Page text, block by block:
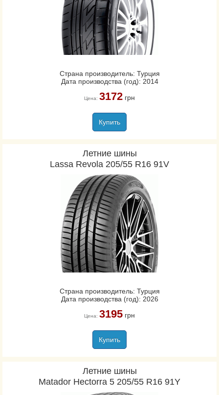
Страна производитель: Турция
Дата производства (год): 2014
Цена: 3172грн
Купить
Летние шины
Lassa Revola 205/55 R16 91V
Страна производитель: Турция
Дата производства (год): 2026
Цена: 3195грн
Купить
Летние шины
Matador Hectorra 5 205/55 R16 91Y